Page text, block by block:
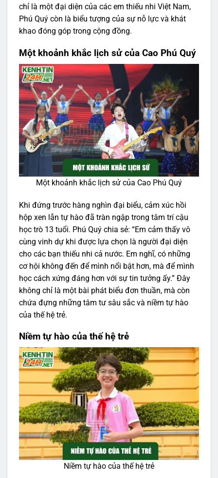
chỉ là một đại diện của các em thiếu nhi Việt Nam,
Phú Quý còn là biểu tượng của sự nỗ lực và khát
khao đóng góp trong cộng đồng.
Một khoảnh khắc lịch sử của Cao Phú Quý
Một khoảnh khắc lịch sử của Cao Phú Quý
Khi đứng trước hàng nghìn đại biểu, cảm xúc hồi
hộp xen lẫn tự hào đã tràn ngập trong tâm trí cậu
học trò 13 tuổi. Phú Quý chia sẻ: “Em cảm thấy vô
cùng vinh dự khi được lựa chọn là người đại diện
cho các bạn thiếu nhi cả nước. Em nghĩ, có những
cơ hội không đến để mình nổi bật hơn, mà để mình
học cách xứng đáng hơn với sự tin tưởng ấy.” Đây
không chỉ là một bài phát biểu đơn thuần, mà còn
chứa đựng những tâm tư sâu sắc và niềm tự hào
của thế hệ trẻ.
Niềm tự hào của thế hệ trẻ
Niềm tự hào của thế hệ trẻ